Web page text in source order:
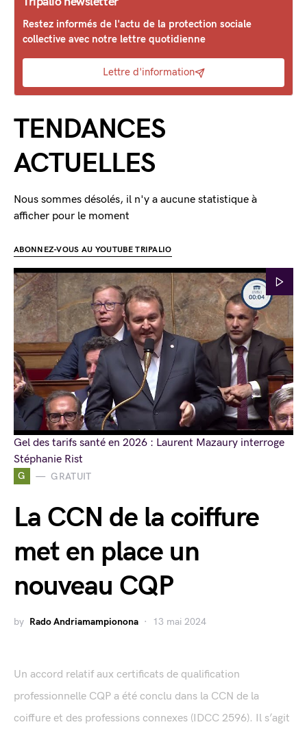
G GRATUIT
La CCN de la coiffure
met en place un
nouveau CQP
by Rado Andriamampionona 13 mai 2024
Un accord relatif aux certificats de qualification
professionnelle CQP a été conclu dans la CCN de la
coiffure et des professions connexes (IDCC 2596). Il s’agit
Restez informés de l'actu de la protection sociale
collective avec notre lettre quotidienne
Lettre d'information
TENDANCES
ACTUELLES
Nous sommes désolés, il n'y a aucune statistique à
afficher pour le moment
ABONNEZ-VOUS AU YOUTUBE TRIPALIO
Gel des tarifs santé en 2026 : Laurent Mazaury interroge
Stéphanie Rist